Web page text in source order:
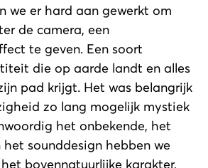
we er hard aan gewerkt om
de camera, een
te geven. Een soort
die op aarde landt en alles
pad krijgt. Het was belangrijk
zo lang mogelijk mystiek
het onbekende, het
sounddesign hebben we
bovennatuurlijke karakter.